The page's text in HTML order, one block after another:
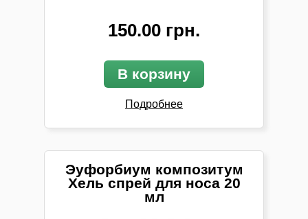
150.00 грн.
В корзину
Подробнее
Эуфорбиум композитум
Хель спрей для носа 20
мл